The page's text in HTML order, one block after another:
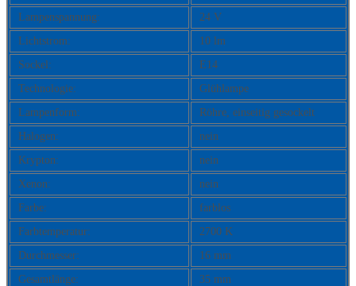
Lampenspannung:
24 V
Lichtstrom:
10 lm
Sockel:
E14
Technologie:
Glühlampe
Lampenform:
Röhre, einseitig gesockelt
Halogen:
nein
Krypton:
nein
Xenon:
nein
Farbe:
farblos
Farbtemperatur:
2700 K
Durchmesser:
16 mm
Gesamtlänge:
35 mm